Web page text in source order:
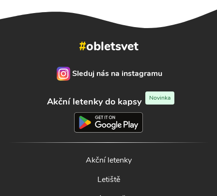
#obletsvet
Sleduj nás na instagramu
Akční letenky do kapsy Novinka
Akční letenky
Letiště